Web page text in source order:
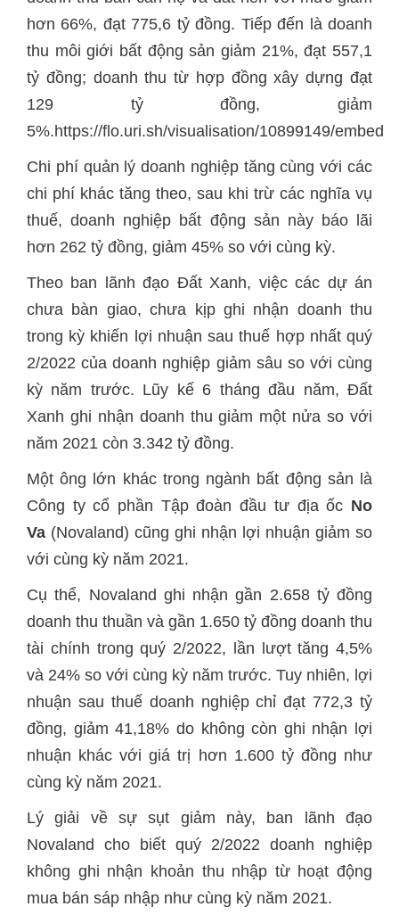
hơn 66%, đạt 775,6 tỷ đồng. Tiếp đến là doanh
thu môi giới bất động sản giảm 21%, đạt 557,1
tỷ đồng; doanh thu từ hợp đồng xây dựng đạt
129 tỷ đồng, giảm
5%.https://flo.uri.sh/visualisation/10899149/embed
Chi phí quản lý doanh nghiệp tăng cùng với các
chi phí khác tăng theo, sau khi trừ các nghĩa vụ
thuế, doanh nghiệp bất động sản này báo lãi
hơn 262 tỷ đồng, giảm 45% so với cùng kỳ.
Theo ban lãnh đạo Đất Xanh, việc các dự án
chưa bàn giao, chưa kịp ghi nhận doanh thu
trong kỳ khiến lợi nhuận sau thuế hợp nhất quý
2/2022 của doanh nghiệp giảm sâu so với cùng
kỳ năm trước. Lũy kế 6 tháng đầu năm, Đất
Xanh ghi nhận doanh thu giảm một nửa so với
năm 2021 còn 3.342 tỷ đồng.
Một ông lớn khác trong ngành bất động sản là
Công ty cổ phần Tập đoàn đầu tư địa ốc No
Va (Novaland) cũng ghi nhận lợi nhuận giảm so
với cùng kỳ năm 2021.
Cụ thể, Novaland ghi nhận gần 2.658 tỷ đồng
doanh thu thuần và gần 1.650 tỷ đồng doanh thu
tài chính trong quý 2/2022, lần lượt tăng 4,5%
và 24% so với cùng kỳ năm trước. Tuy nhiên, lợi
nhuận sau thuế doanh nghiệp chỉ đạt 772,3 tỷ
đồng, giảm 41,18% do không còn ghi nhận lợi
nhuận khác với giá trị hơn 1.600 tỷ đồng như
cùng kỳ năm 2021.
Lý giải về sự sụt giảm này, ban lãnh đạo
Novaland cho biết quý 2/2022 doanh nghiệp
không ghi nhận khoản thu nhập từ hoạt động
mua bán sáp nhập như cùng kỳ năm 2021.